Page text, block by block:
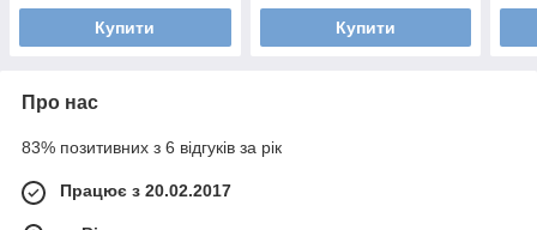
Купити Купити
Про нас
83% позитивних з 6 відгуків за рік
Працює з 20.02.2017